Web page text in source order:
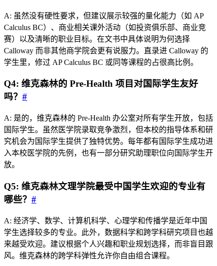
A: 虽然没有硬性要求，但建议展示较强的量化能力（如 AP
Calculus BC）、商业相关课外活动（如投资俱乐部、商业竞
赛）以及清晰的职业目标。在文书中具体说明为何选择
Calloway 而非其他商学院会更有说服力。直录进 Calloway 的
学生里，修过 AP Calculus BC 或同等课程的占很高比例。
Q4: 维克森林的 Pre-Health 项目对国际学生友好
吗？ #
A: 是的，维克森林的 Pre-Health 办公室对所有学生开放，包括
国际学生。虽然医学院录取竞争激烈，但本校的指导体系和研
究机会为国际学生提供了独特优势。每年都有国际学生成功进
入本校医学院的先例，也有一部分研究助理职位向国际学生开
放。
Q5: 维克森林文理学院最受中国学生欢迎的专业有
哪些？ #
A: 经济学、数学、计算机科学、心理学和传播学是近年中国
学生选择较多的专业。此外，数据科学和跨学科研究项目也越
来越受欢迎。建议根据个人兴趣和职业规划选择，而非盲目跟
风。维克森林的跨学科弹性允许你自由组合课程。